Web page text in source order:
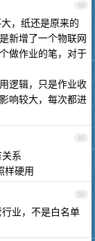
48
，纸还是原来的
新增了一个物联网
做作业的笔，对于
逻辑，只是作业收
响较大，每次都进
49
系
样硬用
50
业，不是白名单